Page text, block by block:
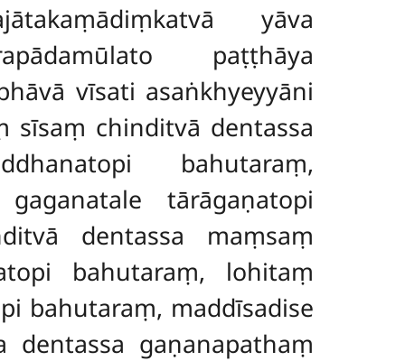
yāva
paṭṭhāya
vīsati asaṅkhyeyyāni
sīsaṃ chinditvā dentassa
bahutaraṃ,
tārāgaṇatopi
dentassa maṃsaṃ
bahutaraṃ, lohitaṃ
bahutaraṃ, maddīsadise
gaṇanapathaṃ